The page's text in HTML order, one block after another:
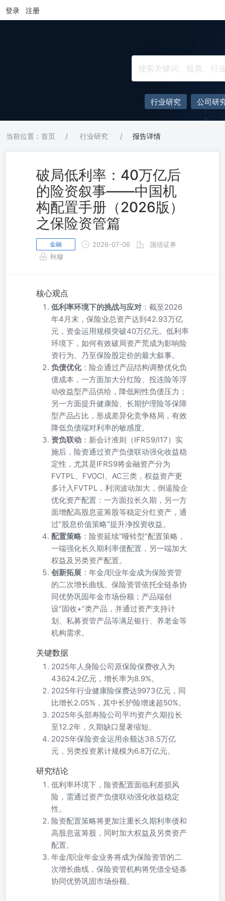
登录 注册
行业研究 公司研
当前位置：首页 / 行业研究 / 报告详情
破局低利率：40万亿后
的险资叙事——中国机
构配置手册（2026版）
之保险资管篇
金融 2026-07-06
国信证券
秋穆
核心观点
低利率环境下的挑战与应对 ：截至2026
年4月末，保险业总资产达到42.93万亿
元，资金运用规模突破40万亿元。低利率
环境下，如何有效破局资产荒成为影响险
资行为、乃至保险股定价的最大叙事。
负债优化：险企通过产品结构调整优化负
债成本，一方面加大分红险、投连险等浮
动收益型产品供给，降低刚性负债压力；
另一方面提升健康险、长期护理险等保障
型产品占比，形成差异化竞争格局，有效
降低负债端对利率的敏感度。
资负联动 ：新会计准则（IFRS9/I17）实
施后，险资通过资产负债联动强化收益稳
定性，尤其是IFRS9将金融资产分为
FVTPL、FVOCI、AC三类，权益资产更
多计入FVTPL，利润波动加大，倒逼险企
优化资产配置：一方面拉长久期，另一方
面增配高股息蓝筹股等稳定分红资产，通
过“股息价值策略”提升净投资收益。
配置策略 ：险资延续“哑铃型”配置策略，
一端强化长久期利率债配置，另一端加大
权益及另类资产配置。
创新拓展 ：年金/职业年金成为保险资管
的二次增长曲线。保险资管依托全链条协
同优势巩固年金市场份额；产品端创
设“固收+”类产品，并通过资产支持计
划、私募资管产品等满足银行、养老金等
机构需求。
关键数据
2025年人身险公司原保险保费收入为
43624.2亿元，增长率为8.9%。
2025年行业健康险保费达9973亿元，同
比增长2.05%，其中长护险增速超50%。
2025年头部寿险公司平均资产久期拉长
至12.2年，久期缺口显著缩短。
2025年保险资金运用余额达38.5万亿
元，另类投资累计规模为6.8万亿元。
研究结论
低利率环境下，险资配置面临利差损风
险，需通过资产负债联动强化收益稳定
性。
险资配置策略将更加注重长久期利率债和
高股息蓝筹股，同时加大权益及另类资产
配置。
年金/职业年金业务将成为保险资管的二
次增长曲线，保险资管机构将凭借全链条
协同优势巩固市场份额。